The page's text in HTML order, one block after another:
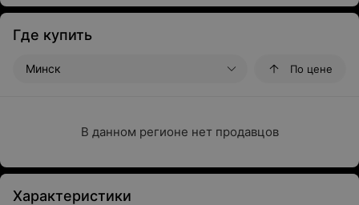
Где купить
Минск По цене
В данном регионе нет продавцов
Характеристики